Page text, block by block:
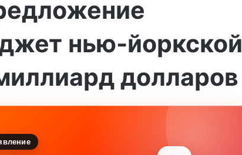
нью-йоркской
долларов